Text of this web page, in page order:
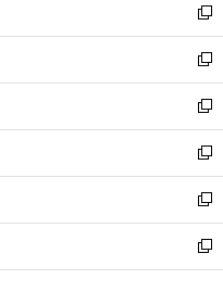
く
で
開
く
ド
ウ
で
開
く
ィ
ン
ド
ウ
で
開
く
い
ウ
ィ
ン
ド
ウ
で
開
く
新
し
い
ウ
ィ
ン
ド
ウ
で
開
く
新
し
い
ウ
ィ
ン
ド
ウ
で
開
新
し
い
ウ
ィ
ン
ド
ウ
新
し
い
ウ
ィ
ン
新
し
い
ウ
新
し